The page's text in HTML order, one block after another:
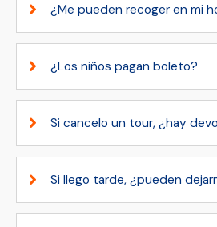
¿Me pueden recoger en mi
¿Los niños pagan boleto?
Si cancelo un tour, ¿hay
Si llego tarde, ¿pueden